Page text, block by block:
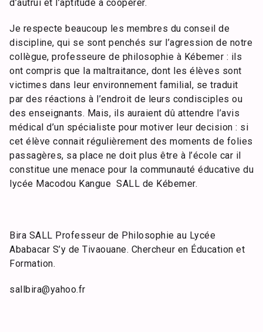
d’autrui et l’aptitude à coopérer.
Je respecte beaucoup les membres du conseil de
discipline, qui se sont penchés sur l’agression de notre
collègue, professeure de philosophie à Kébemer : ils
ont compris que la maltraitance, dont les élèves sont
victimes dans leur environnement familial, se traduit
par des réactions à l’endroit de leurs condisciples ou
des enseignants. Mais, ils auraient dû attendre l’avis
médical d’un spécialiste pour motiver leur decision : si
cet élève connait régulièrement des moments de folies
passagères, sa place ne doit plus être à l’école car il
constitue une menace pour la communauté éducative du
lycée Macodou Kangue SALL de Kébemer.
Bira SALL Professeur de Philosophie au Lycée
Ababacar S’y de Tivaouane. Chercheur en Éducation et
Formation.
sallbira@yahoo.fr